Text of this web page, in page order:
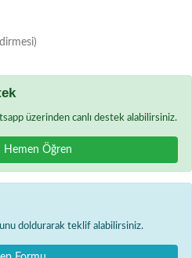
üzerinden canlı destek alabilirsiniz.
Hemen Öğren
doldurarak teklif alabilirsiniz.